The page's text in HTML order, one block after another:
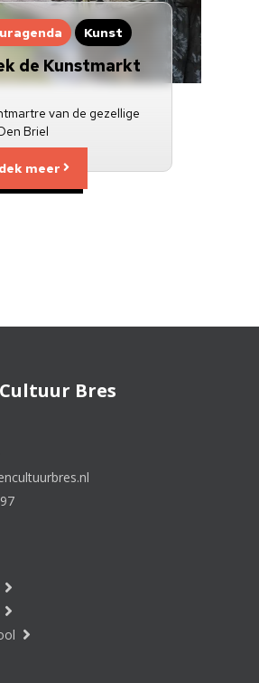
Kunst
de Kunstmarkt
van de gezellige
Briel
meer
Bres